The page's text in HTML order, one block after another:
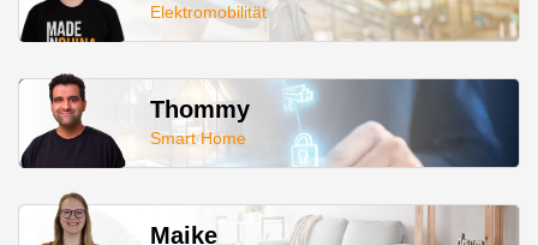
Elektromobilität
Thommy
Smart Home
Maike